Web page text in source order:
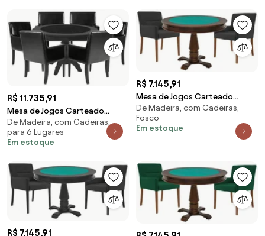
R$ 11.735,91
Mesa de Jogos Carteado
Montreal Redonda Tampo
Reversível Preto com 6
Cadeiras PU Sintético Preto
De Madeira, com Cadeiras,
para 6 Lugares
Em estoque
R$ 7.145,91
Mesa de Jogos Carteado
Victoria Redonda Tampo
Reversível Imbuia com 2
Cadeiras Vicenza Preto Fosco
De Madeira, com Cadeiras,
Fosco
Em estoque
R$ 7.145,91